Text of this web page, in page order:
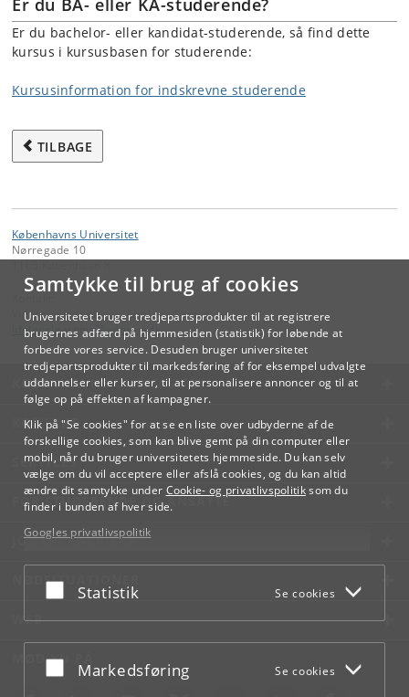
Samtykke til brug af cookies
Universitetet bruger tredjepartsprodukter til at registrere
brugernes adfærd på hjemmesiden (statistik) for løbende at
forbedre vores service. Desuden bruger universitetet
tredjepartsprodukter til markedsføring af for eksempel udvalgte
uddannelser eller kurser, til at personalisere annoncer og til at
følge op på effekten af kampagner.
Klik på "Se cookies" for at se en liste over udbyderne af de
forskellige cookies, som kan blive gemt på din computer eller
mobil, når du bruger universitetets hjemmeside. Du kan selv
vælge om du vil acceptere eller afslå cookies, og du kan altid
ændre dit samtykke under Cookie- og privatlivspolitiksom du
finder i bunden af hver side.
Googles privatlivspolitik
Acceptér eller afslå
Statistik Se cookies
Acceptér eller afslå
Markedsføring Se cookies
Er du BA- eller KA-studerende?
Er du bachelor- eller kandidat-studerende, så find dette
kursus i kursusbasen for studerende:
Kursusinformation for indskrevne studerende
TILBAGE
Københavns Universitet
Nørregade 10
Videreuddannelse og Livslang Læring
lifelonglearning@adm.ku.dk
KØBENHAVNS UNIVERSITET
KONTAKT
SERVICES
FOR STUDERENDE OG ANSATTE
JOB OG KARRIERE
NØDSITUATIONER
WEB
MØD KU PÅ